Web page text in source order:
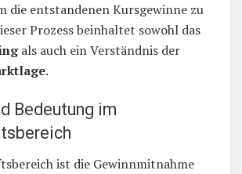
die entstandenen Kursgewinne zu
Prozess beinhaltet sowohl das
als auch ein Verständnis der
.
Bedeutung im
ist die Gewinnmitnahme